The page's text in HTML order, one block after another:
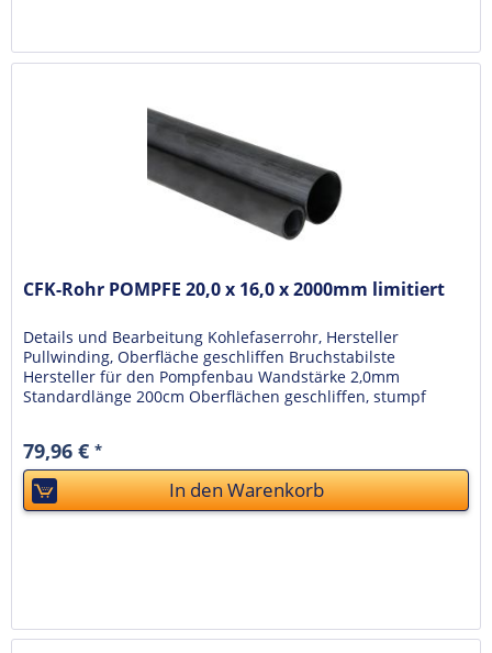
CFK-Rohr POMPFE 20,0 x 16,0 x 2000mm limitiert
Details und Bearbeitung Kohlefaserrohr, Hersteller
Pullwinding, Oberfläche geschliffen Bruchstabilste
Hersteller für den Pompfenbau Wandstärke 2,0mm
Standardlänge 200cm Oberflächen geschliffen, stumpf
79,96 €*
In denWarenkorb